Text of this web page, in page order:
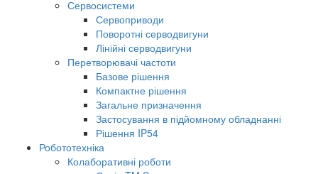
Сервосистеми
Сервоприводи
Поворотні серводвигуни
Лінійні серводвигуни
Перетворювачі частоти
Базове рішення
Компактне рішення
Загальне призначення
Застосування в підйомному обладнанні
Рішення IP54
Робототехніка
Колаборативні роботи